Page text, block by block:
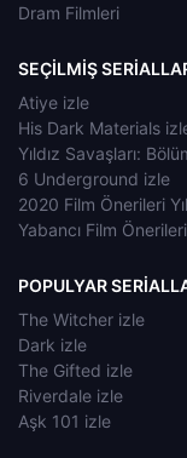
Dram Filmleri
SEÇILMIŞ
Atiye izle
His Dark Materials
Yıldız Savaşları:
6 Underground izle
2020 Film Önerileri
Yabancı Film Önerileri
POPULYAR
The Witcher izle
Dark izle
The Gifted izle
Riverdale izle
Aşk 101 izle